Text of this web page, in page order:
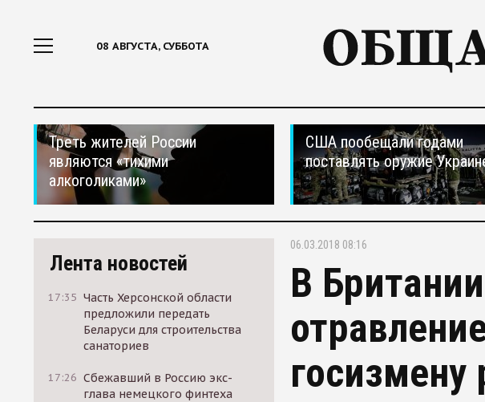
08 АВГУСТА, СУББОТА
Треть жителей России
являются «тихими
алкоголиками»
США пообещали годами
поставлять оружие
Лента новостей
17:35 Часть Херсонской области
предложили передать
Беларуси для строительства
санаториев
17:26 Сбежавший в Россию экс-
глава немецкого финтеха
06.03.2018 08:16
В
госизмену